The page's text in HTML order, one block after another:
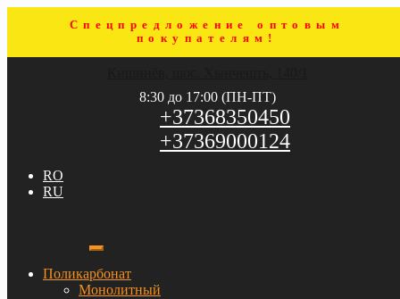
Спецпредложение оптовым
покупателям!
8:30 до 17:00 (ПН-ПТ)
+37368350450
+37369000124
RO
RU
Поликарбонат
Монолитный